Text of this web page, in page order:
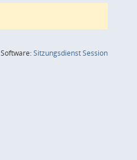
Software:SitzungsdienstSession(Wird in